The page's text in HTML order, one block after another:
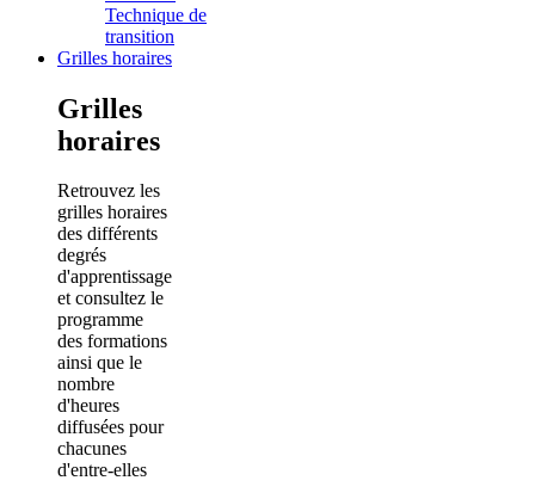
Technique de
transition
Grilles horaires
Grilles
horaires
Retrouvez les
grilles horaires
des différents
degrés
d'apprentissage
et consultez le
programme
des formations
ainsi que le
nombre
d'heures
diffusées pour
chacunes
d'entre-elles